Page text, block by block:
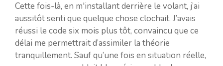
Cette fois-là, en m'installant derrière le volant, j’ai
aussitôt senti que quelque chose clochait. J’avais
réussi le code six mois plus tôt, convaincu que ce
délai me permettrait d’assimiler la théorie
tranquillement. Sauf qu’une fois en situation réelle,